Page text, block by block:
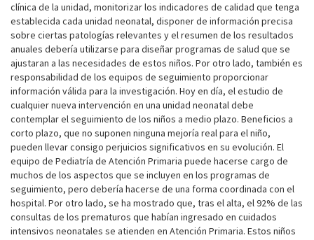
clínica de la unidad, monitorizar los indicadores de calidad que tenga
establecida cada unidad neonatal, disponer de información precisa
sobre ciertas patologías relevantes y el resumen de los resultados
anuales debería utilizarse para diseñar programas de salud que se
ajustaran a las necesidades de estos niños. Por otro lado, también es
responsabilidad de los equipos de seguimiento proporcionar
información válida para la investigación. Hoy en día, el estudio de
cualquier nueva intervención en una unidad neonatal debe
contemplar el seguimiento de los niños a medio plazo. Beneficios a
corto plazo, que no suponen ninguna mejoría real para el niño,
pueden llevar consigo perjuicios significativos en su evolución. El
equipo de Pediatría de Atención Primaria puede hacerse cargo de
muchos de los aspectos que se incluyen en los programas de
seguimiento, pero debería hacerse de una forma coordinada con el
hospital. Por otro lado, se ha mostrado que, tras el alta, el 92% de las
consultas de los prematuros que habían ingresado en cuidados
intensivos neonatales se atienden en Atención Primaria. Estos niños